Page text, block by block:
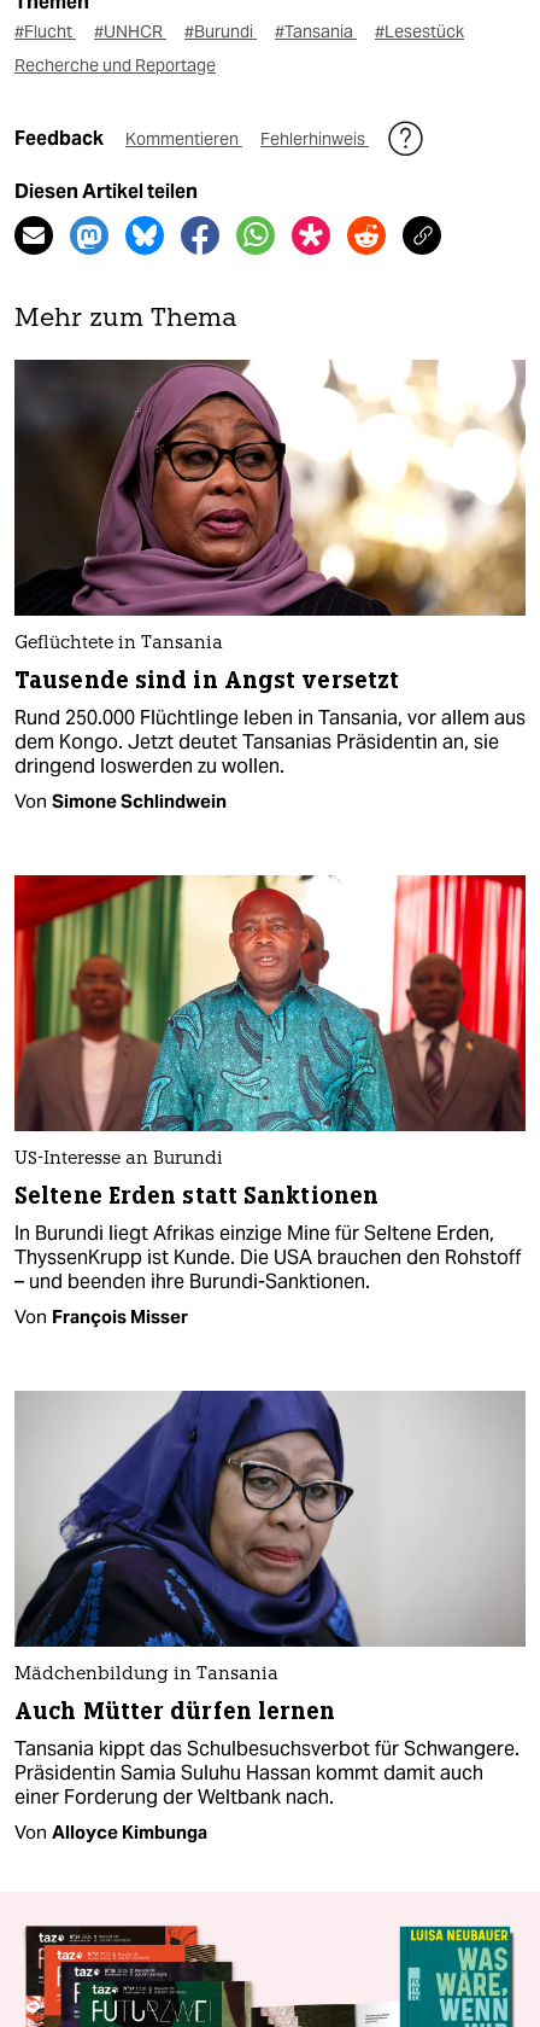
#Flucht #UNHCR #Burundi #Tansania
#Lesestück
Recherche und Reportage
Feedback Kommentieren Fehlerhinweis
Diesen Artikel teilen
Mehr zum Thema
Geflüchtete in Tansania
Tausende sind in Angst versetzt
Rund 250.000 Flüchtlinge leben in Tansania, vor allem aus
dem Kongo. Jetzt deutet Tansanias Präsidentin an, sie
dringend loswerden zu wollen.
Von Simone Schlindwein
US-Interesse an Burundi
Seltene Erden statt Sanktionen
In Burundi liegt Afrikas einzige Mine für Seltene Erden,
ThyssenKrupp ist Kunde. Die USA brauchen den Rohstoff
– und beenden ihre Burundi-Sanktionen.
Von François Misser
Mädchenbildung in Tansania
Auch Mütter dürfen lernen
Tansania kippt das Schulbesuchsverbot für Schwangere.
Präsidentin Samia Suluhu Hassan kommt damit auch
einer Forderung der Weltbank nach.
Von Alloyce Kimbunga